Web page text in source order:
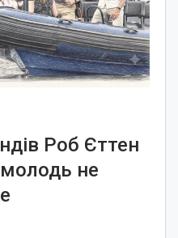
Роб Єттен
молодь не